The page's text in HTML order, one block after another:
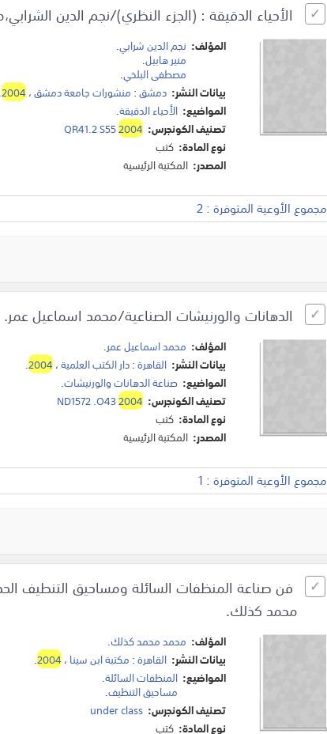
الأحياء الدقيقة : (الجزء النظري)/نجم الدين
المؤلف: نجم الدين شرابي.
منير هابيل.
مصطفى البلخي.
بيانات النشر: دمشق: منشورات جامعة دمشق،2004
.
المواضيع: الأحياء الدقيقة.
تصنيف الكونجرس:
QR41.2 S552004
نوع المادة: كتب
المصدر: المكتبة الرئيسية
مجموع الأوعية المتوفرة : 2
الدهانات والورنيشات الصناعية/محمد اسماعيل عمر.
المؤلف: محمد اسماعيل عمر.
بيانات النشر: القاهرة:دار الكتب العلمية،2004
.
المواضيع: صناعة الدهانات والورنيشات.
تصنيف الكونجرس:
ND1572 .O432004
نوع المادة: كتب
المصدر: المكتبة الرئيسية
مجموع الأوعية المتوفرة : 1
محمد كذلك.
المؤلف: محمد محمد كذلك.
بيانات النشر: القاهرة: مكتبة ابن سينا ،2004
.
المواضيع: المنظفات السائلة.
مساحيق التنظيف.
تصنيف الكونجرس: under class
نوع المادة: كتب